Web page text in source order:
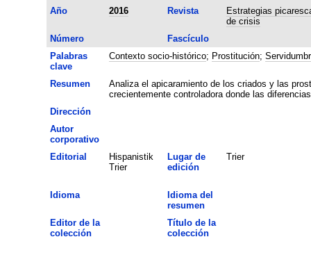
Año
2016 Revista
Estrategias
de crisis
Número
Fascículo
Palabras
clave
Contexto socio-histórico; Prostitución;
Resumen
Analiza el apicaramiento de los criados y las
crecientemente controladora donde las
Dirección
Autor
corporativo
Editorial
Hispanistik
Trier
Lugar de
edición
Trier
Idioma
Idioma del
resumen
Editor de la
colección
Título de la
colección